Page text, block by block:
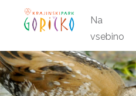
Na
vsebino